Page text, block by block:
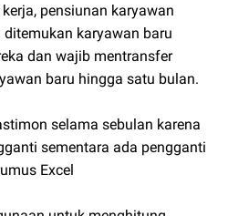
pensiunan karyawan
karyawan baru
dan wajib mentransfer
baru hingga satu bulan.
selama sebulan karena
sementara ada pengganti
Excel